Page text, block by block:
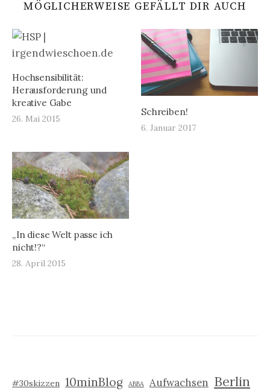
MÖGLICHERWEISE GEFÄLLT DIR AUCH
Hochsensibilität:
Herausforderung und
kreative Gabe
26. Mai 2015
Schreiben!
6. Januar 2017
„In diese Welt passe ich
nicht!?“
28. April 2015
#30skizzen 10minBlog ABBA Aufwachsen Berlin